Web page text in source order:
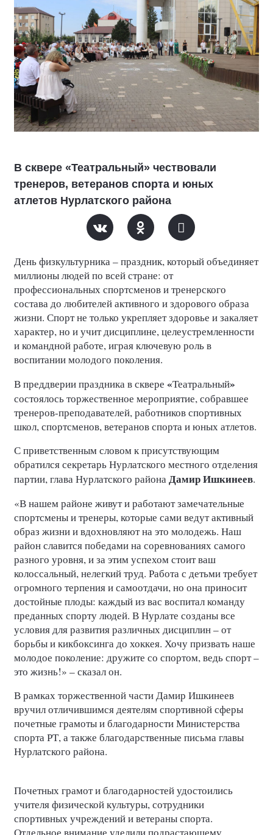
В сквере «Театральный» чествовали
тренеров, ветеранов спорта и юных
атлетов Нурлатского района
День физкультурника – праздник, который объединяет
миллионы людей по всей стране: от
профессиональных спортсменов и тренерского
состава до любителей активного и здорового образа
жизни. Спорт не только укрепляет здоровье и закаляет
характер, но и учит дисциплине, целеустремленности
и командной работе, играя ключевую роль в
воспитании молодого поколения.
В преддверии праздника в сквере «Театральный»
состоялось торжественное мероприятие, собравшее
тренеров-преподавателей, работников спортивных
школ, спортсменов, ветеранов спорта и юных атлетов.
С приветственным словом к присутствующим
обратился секретарь Нурлатского местного отделения
партии, глава Нурлатского районаДамир Ишкинеев.
«В нашем районе живут и работают замечательные
спортсмены и тренеры, которые сами ведут активный
образ жизни и вдохновляют на это молодежь. Наш
район славится победами на соревнованиях самого
разного уровня, и за этим успехом стоит ваш
колоссальный, нелегкий труд. Работа с детьми требует
огромного терпения и самоотдачи, но она приносит
достойные плоды: каждый из вас воспитал команду
преданных спорту людей. В Нурлате созданы все
условия для развития различных дисциплин – от
борьбы и кикбоксинга до хоккея. Хочу призвать наше
молодое поколение: дружите со спортом, ведь спорт –
это жизнь!» – сказал он.
В рамках торжественной части Дамир Ишкинеев
вручил отличившимся деятелям спортивной сферы
почетные грамоты и благодарности Министерства
спорта РТ, а также благодарственные письма главы
Нурлатского района.
Почетных грамот и благодарностей удостоились
учителя физической культуры, сотрудники
спортивных учреждений и ветераны спорта.